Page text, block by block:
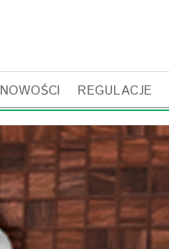
NOWOŚCI REGULACJE